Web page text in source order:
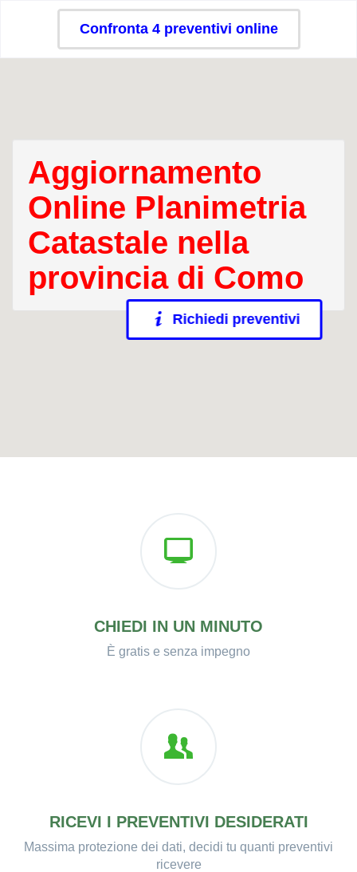
Confronta 4 preventivi online
Aggiornamento
Online Planimetria
Catastale nella
provincia di Como
Richiedi preventivi
CHIEDI IN UN MINUTO
È gratis e senza impegno
RICEVI I PREVENTIVI DESIDERATI
Massima protezione dei dati, decidi tu quanti preventivi
ricevere